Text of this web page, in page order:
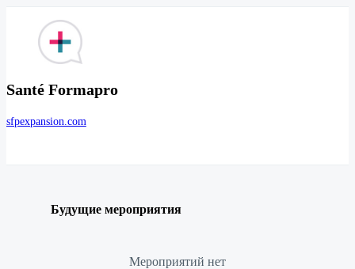
Santé Formapro
sfpexpansion.com
Будущие мероприятия
Мероприятий нет